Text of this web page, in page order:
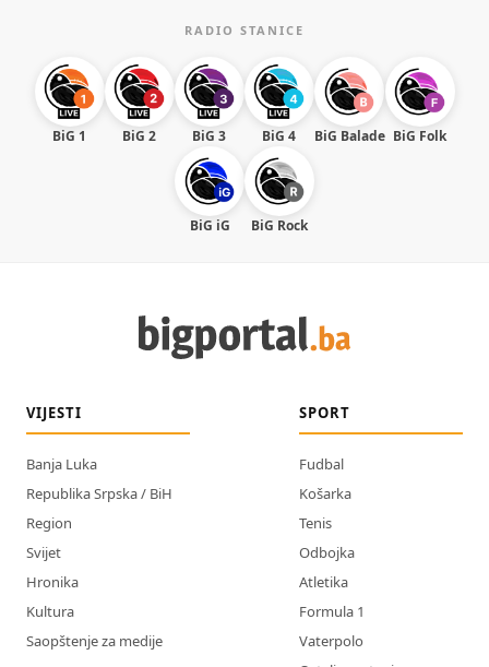
RADIO STANICE
BiG 1 BiG 2 BiG 3 BiG 4 BiG Balade BiG Folk
BiG iG BiG Rock
VIJESTI
Banja Luka
Republika Srpska / BiH
Region
Svijet
Hronika
Kultura
Saopštenje za medije
SPORT
Fudbal
Košarka
Tenis
Odbojka
Atletika
Formula 1
Vaterpolo